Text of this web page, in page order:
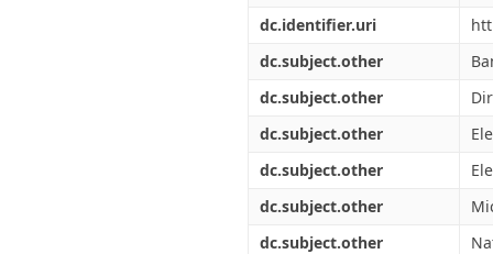
dc.identifier.uri
dc.subject.other
dc.subject.other
dc.subject.other
dc.subject.other
dc.subject.other
dc.subject.other